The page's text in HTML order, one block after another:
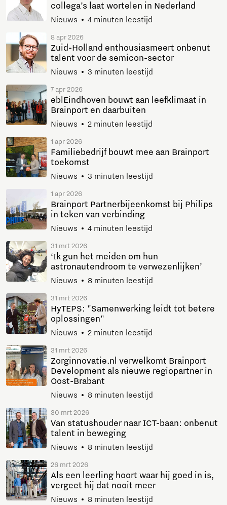
collega’s laat wortelen in Nederland
Nieuws 4 minuten leestijd
8 apr 2026
Zuid-Holland enthousiasmeert onbenut
talent voor de semicon-sector
Nieuws 3 minuten leestijd
7 apr 2026
eblEindhoven bouwt aan leefklimaat in
Brainport en daarbuiten
Nieuws 2 minuten leestijd
1 apr 2026
Familiebedrijf bouwt mee aan Brainport
toekomst
Nieuws 3 minuten leestijd
1 apr 2026
Brainport Partnerbijeenkomst bij Philips
in teken van verbinding
Nieuws 4 minuten leestijd
31 mrt 2026
‘Ik gun het meiden om hun
astronautendroom te verwezenlijken’
Nieuws 8 minuten leestijd
31 mrt 2026
HyTEPS: "Samenwerking leidt tot betere
oplossingen"
Nieuws 2 minuten leestijd
31 mrt 2026
Zorginnovatie.nl verwelkomt Brainport
Development als nieuwe regiopartner in
Oost-Brabant
Nieuws 8 minuten leestijd
30 mrt 2026
Van statushouder naar ICT-baan: onbenut
talent in beweging
Nieuws 8 minuten leestijd
26 mrt 2026
Als een leerling hoort waar hij goed in is,
vergeet hij dat nooit meer
Nieuws 8 minuten leestijd